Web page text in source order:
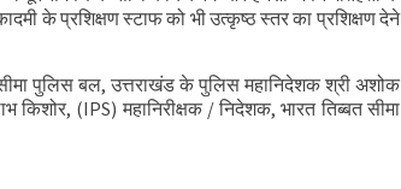
के प्रशिक्षण स्टाफ को भी उत्कृष्ठ स्तर का प्रशिक्षण देने
पुलिस बल, उत्तराखंड के पुलिस महानिदेशक श्री अशोक
किशोर, (IPS) महानिरीक्षक / निदेशक, भारत तिब्बत सीमा